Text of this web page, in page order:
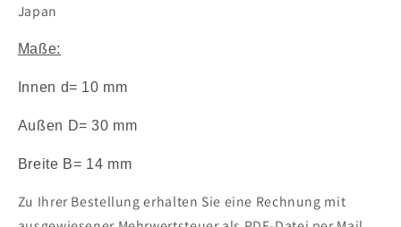
2200
2RS1
2RSR
Kugellager
Japan
Maße:
Innen d= 10 mm
Außen D= 30 mm
Breite B= 14 mm
Zu Ihrer Bestellung erhalten Sie eine Rechnung mit